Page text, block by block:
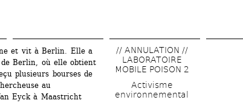
contenu
principal
et vit à Berlin. Elle a
Berlin, où elle obtient
plusieurs bourses de
au
Eyck à Maastricht
// ANNULATION //
LABORATOIRE
MOBILE POISON 2
Activisme
environnemental